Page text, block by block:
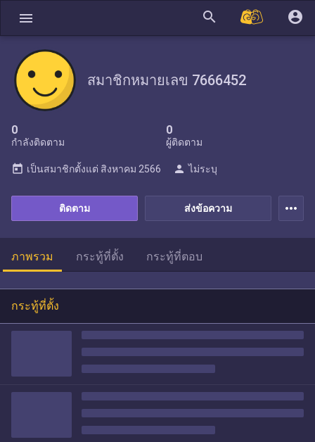
menu search account_circle
สมาชิกหมายเลข 7666452
0
กำลังติดตาม
0
ผู้ติดตาม
ส่งข้อความ
ติดตาม
today เป็นสมาชิกตั้งแต่ สิงหาคม 2566 person ไม่ระบุ
more_horiz
ภาพรวม กระทู้ที่ตั้ง กระทู้ที่ตอบ
กระทู้ที่ตั้ง